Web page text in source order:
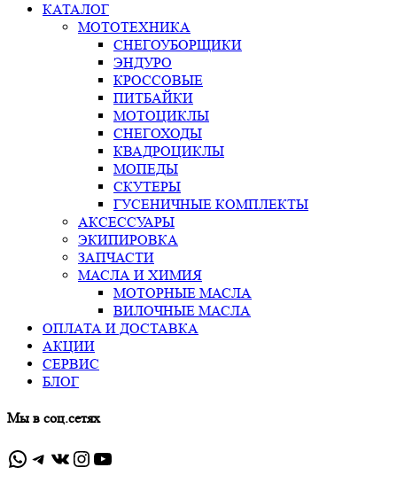
КАТАЛОГ
МОТОТЕХНИКА
СНЕГОУБОРЩИКИ
ЭНДУРО
КРОССОВЫЕ
ПИТБАЙКИ
МОТОЦИКЛЫ
СНЕГОХОДЫ
КВАДРОЦИКЛЫ
МОПЕДЫ
СКУТЕРЫ
ГУСЕНИЧНЫЕ КОМПЛЕКТЫ
АКСЕССУАРЫ
ЭКИПИРОВКА
ЗАПЧАСТИ
МАСЛА И ХИМИЯ
МОТОРНЫЕ МАСЛА
ВИЛОЧНЫЕ МАСЛА
ОПЛАТА И ДОСТАВКА
АКЦИИ
СЕРВИС
БЛОГ
Мы в соц.сетях
WhatsApp
Telegram
ВКонтакте
Instagram
YouTube